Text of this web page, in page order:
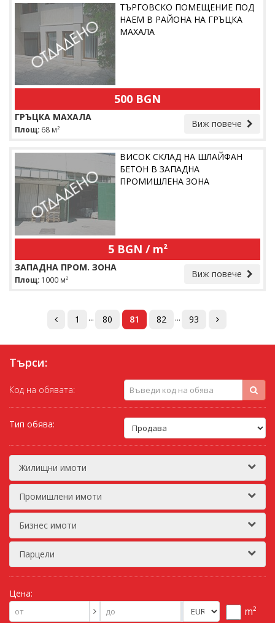
ТЪРГОВСКО ПОМЕЩЕНИЕ ПОД
НАЕМ В РАЙОНА НА ГРЪЦКА
МАХАЛА
500 BGN
Виж повече
ГРЪЦКА МАХАЛА
Площ: 68 м²
ВИСОК СКЛАД НА ШЛАЙФАН
БЕТОН В ЗАПАДНА
ПРОМИШЛЕНА ЗОНА
5 BGN / m²
Виж повече
ЗАПАДНА ПРОМ. ЗОНА
Площ: 1000 м²
1 ... 80 81 82 ... 93
Търси:
Код на обявата:
Тип обява:
Жилищни имоти
Промишлени имоти
Бизнес имоти
Парцели
Цена:
m²